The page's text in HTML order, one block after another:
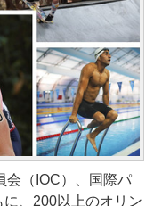
（IOC）、国際パ
、200以上のオリン